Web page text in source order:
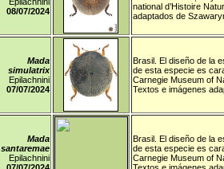
08/07/2024
national d’Histoire
adaptados de
Mada
simulatrix
Epilachnini
07/07/2024
Brasil. El diseño de la
de esta especie es
Carnegie Museum of
Textos e imágenes
Mada
santaremae
Epilachnini
Brasil. El diseño de la
de esta especie es
Carnegie Museum of